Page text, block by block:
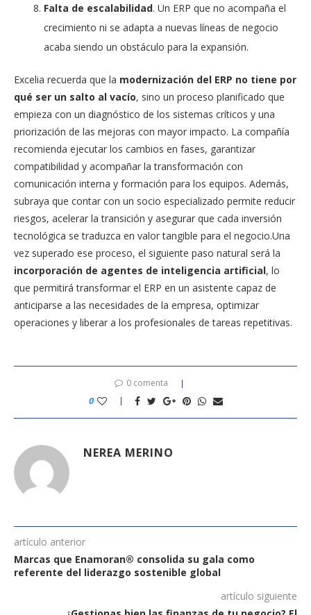
Falta de escalabilidad. Un ERP que no acompaña el
crecimiento ni se adapta a nuevas líneas de negocio
acaba siendo un obstáculo para la expansión.
Excelia recuerda que la modernización del ERP no tiene por
qué ser un salto al vacío, sino un proceso planificado que
empieza con un diagnóstico de los sistemas críticos y una
priorización de las mejoras con mayor impacto. La compañía
recomienda ejecutar los cambios en fases, garantizar
compatibilidad y acompañar la transformación con
comunicación interna y formación para los equipos. Además,
subraya que contar con un socio especializado permite reducir
riesgos, acelerar la transición y asegurar que cada inversión
tecnológica se traduzca en valor tangible para el negocio.Una
vez superado ese proceso, el siguiente paso natural será la
incorporación de agentes de inteligencia artificial, lo
que permitirá transformar el ERP en un asistente capaz de
anticiparse a las necesidades de la empresa, optimizar
operaciones y liberar a los profesionales de tareas repetitivas.
0 comenta
0
NEREA MERINO
artículo anterior
Marcas que Enamoran® consolida su gala como
referente del liderazgo sostenible global
artículo siguiente